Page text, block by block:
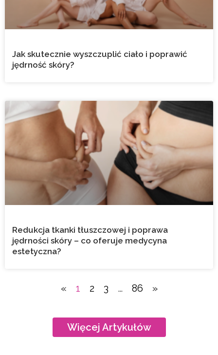
Jak skutecznie wyszczuplić ciało i poprawić
jędrność skóry?
Redukcja tkanki tłuszczowej i poprawa
jędrności skóry – co oferuje medycyna
estetyczna?
« 1 2 3 … 86 »
Więcej Artykułów